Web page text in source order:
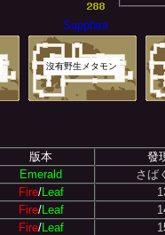
Sapphire
沒有野生メタモン
版本
發
Emerald
さば
Fire/Leaf
Fire/Leaf
Fire/Leaf